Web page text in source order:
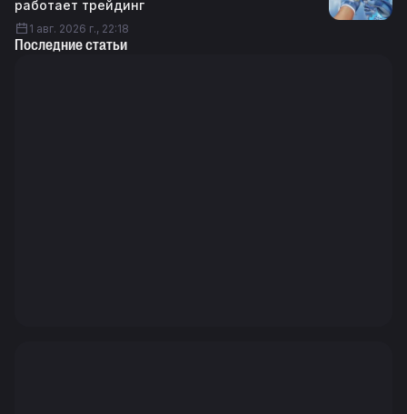
работает трейдинг
1 авг. 2026 г., 22:18
Последние статьи